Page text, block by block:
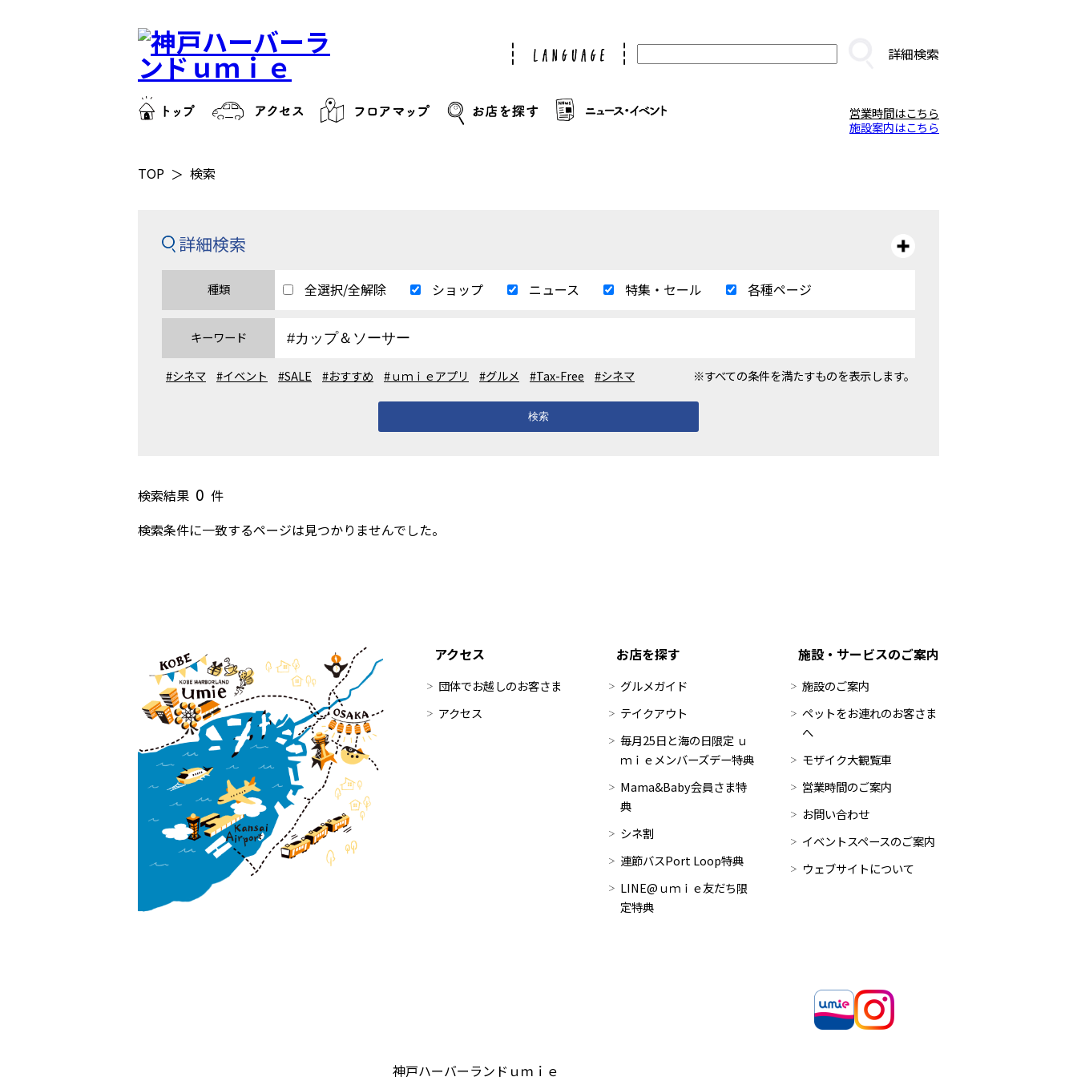
詳細検索
営業時間はこちら
施設案内はこちら
TOP 検索
詳細検索
種類 全選択/全解除 ショップ ニュース 特集・セール 各種ページ
キーワード
#シネマ #イベント #SALE #おすすめ #ｕｍｉｅアプリ #グルメ #Tax-Free #シネマ ※すべての条件を満たすものを表示します。
検索
検索結果 0 件
検索条件に一致するページは見つかりませんでした。
アクセス
団体でお越しのお客さま
アクセス
お店を探す
グルメガイド
テイクアウト
毎月25日と海の日限定 ｕ
ｍｉｅメンバーズデー特典
Mama&Baby会員さま特
典
シネ割
連節バスPort Loop特典
LINE@ｕｍｉｅ友だち限
定特典
施設・サービスのご案内
施設のご案内
ペットをお連れのお客さま
へ
モザイク大観覧車
営業時間のご案内
お問い合わせ
イベントスペースのご案内
ウェブサイトについて
神戸ハーバーランドｕｍｉｅ